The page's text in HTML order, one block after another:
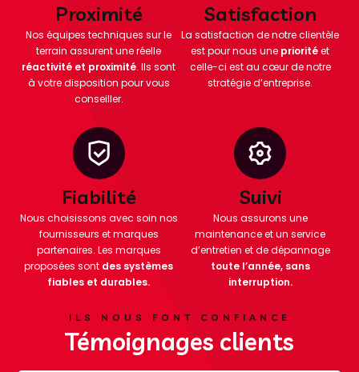
Proximité
Nos équipes techniques sur le
terrain assurent une réelle
réactivité et proximité. Ils sont
à votre disposition pour vous
conseiller.
Satisfaction
La satisfaction de notre clientèle
est pour nous une prioritéet
celle-ci est au cœur de notre
stratégie d’entreprise.
Fiabilité
Nous choisissons avec soin nos
fournisseurs et marques
partenaires. Les marques
proposées sont des systèmes
fiables et durables.
Suivi
Nous assurons une
maintenance et un service
d’entretien et de dépannage
toute l’année, sans
interruption.
ILS NOUS FONT CONFIANCE
Témoignages clients